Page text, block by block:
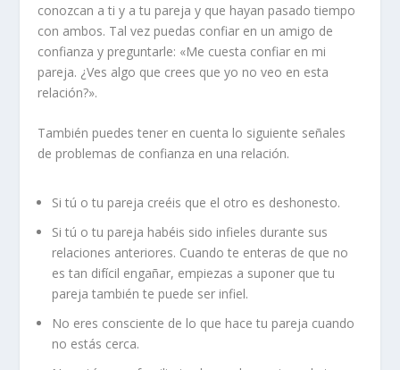
conozcan a ti y a tu pareja y que hayan pasado tiempo
con ambos. Tal vez puedas confiar en un amigo de
confianza y preguntarle: «Me cuesta confiar en mi
pareja. ¿Ves algo que crees que yo no veo en esta
relación?».
También puedes tener en cuenta lo siguiente señales
de problemas de confianza en una relación.
Si tú o tu pareja creéis que el otro es deshonesto.
Si tú o tu pareja habéis sido infieles durante sus
relaciones anteriores. Cuando te enteras de que no
es tan difícil engañar, empiezas a suponer que tu
pareja también te puede ser infiel.
No eres consciente de lo que hace tu pareja cuando
no estás cerca.